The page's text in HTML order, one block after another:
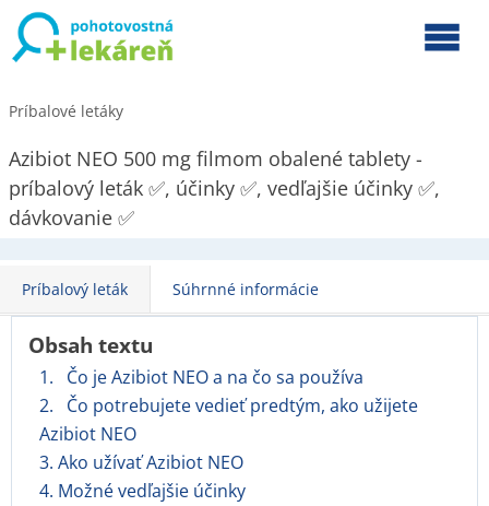
Príbalové letáky
Azibiot NEO 500 mg filmom obalené tablety -
príbalový leták ✅, účinky ✅, vedľajšie účinky ✅,
dávkovanie ✅
Príbalový leták Súhrnné informácie
Obsah textu
1. Čo je Azibiot NEO a na čo sa používa
2. Čo potrebujete vedieť predtým, ako užijete
Azibiot NEO
3. Ako užívať Azibiot NEO
4. Možné vedľajšie účinky